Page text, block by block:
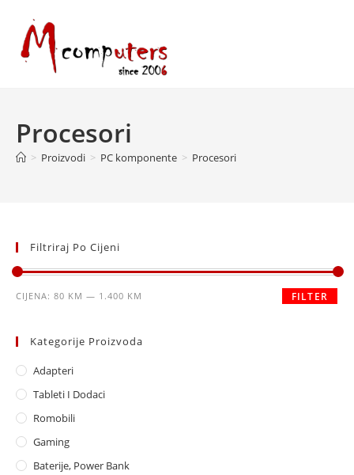
content
Procesori
> Proizvodi > PC komponente > Procesori
Filtriraj Po Cijeni
Minimalna
Maksimalna
FILTER
CIJENA: 80 KM — 1.400 KM
Kategorije Proizvoda
Adapteri
Tableti I Dodaci
Romobili
Gaming
Baterije, Power Bank